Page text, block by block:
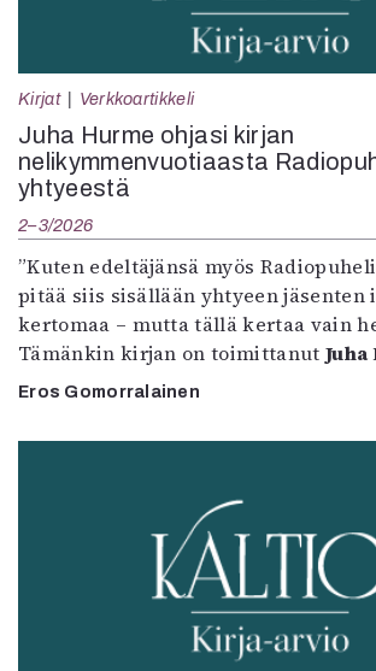
Kirjat Verkkoartikkeli
Juha Hurme ohjasi kirjan
nelikymmenvuotiaasta
yhtyeestä
2–3/2026
”Kuten edeltäjänsä myös
pitää siis sisällään yhtyeen jäsenten
kertomaa – mutta tällä kertaa vain
Tämänkin kirjan on toimittanut
Eros Gomorralainen